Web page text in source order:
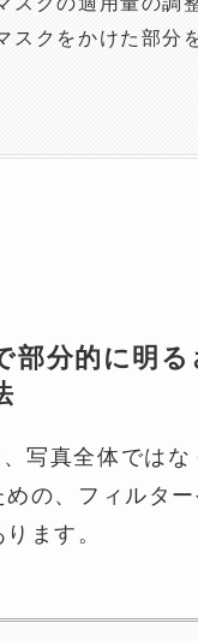
スクをかけた部分
分的に明る
写真全体ではな
めの、フィルタ
ます。